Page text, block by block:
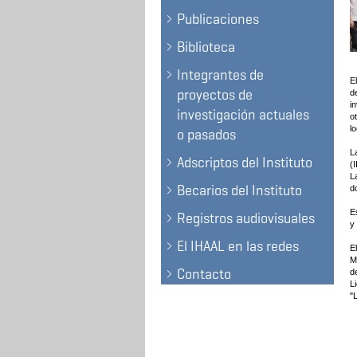
Publicaciones
Biblioteca
Integrantes de
proyectos de
investigación actuales
o pasados
Adscriptos del Instituto
Becarios del Instituto
Registros audiovisuales
El IHAAL en las redes
Contacto
y